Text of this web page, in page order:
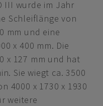
III wurde im Jahr
Schleiflänge von
mm und eine
x 400 mm. Die
x 127 mm und hat
Sie wiegt ca. 3500
4000 x 1730 x 1930
weitere